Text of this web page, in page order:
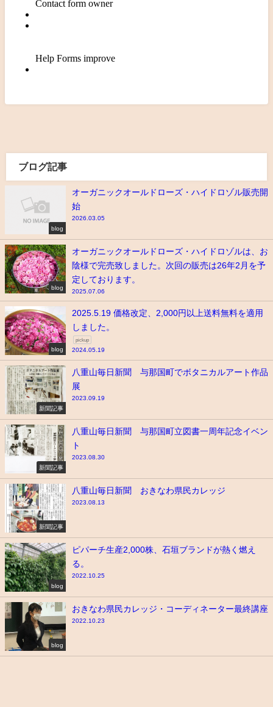
ブログ記事
blog
オーガニックオールドローズ・ハイドロゾル販売開
始
2026.03.05
blog
オーガニックオールドローズ・ハイドロゾルは、お
陰様で完売致しました。次回の販売は26年2月を予
定しております。
2025.07.06
blog
2025.5.19 価格改定、2,000円以上送料無料を適用
しました。
pickup
2024.05.19
新聞記事
八重山毎日新聞 与那国町でボタニカルアート作品
展
2023.09.19
新聞記事
八重山毎日新聞 与那国町立図書一周年記念イベン
ト
2023.08.30
新聞記事
八重山毎日新聞 おきなわ県民カレッジ
2023.08.13
blog
ピパーチ生産2,000株、石垣ブランドが熱く燃え
る。
2022.10.25
blog
おきなわ県民カレッジ・コーディネーター最終講座
2022.10.23